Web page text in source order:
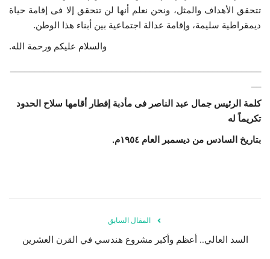
الشركاء
English
French
تتحقق الأهداف والمثل، ونحن نعلم أنها لن تتحقق إلا فى إقامة حياة
ديمقراطية سليمة، وإقامة عدالة اجتماعية بين أبناء هذا الوطن.
والسلام عليكم ورحمة الله.
كلمة الرئيس جمال عبد الناصر فى مأدبة إفطار أقامها سلاح الحدود
تكريماً له
بتاريخ السادس من ديسمبر العام ١٩٥٤م.
المقال السابق
السد العالي.. أعظم وأكبر مشروع هندسي في القرن العشرين